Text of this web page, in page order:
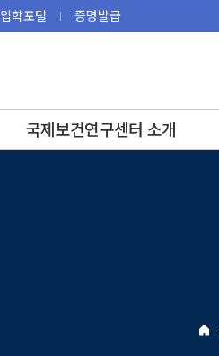
입학포털 증명발급
국제보건연구센터 소개